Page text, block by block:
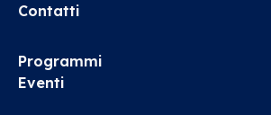
Contatti
Programmi
Eventi